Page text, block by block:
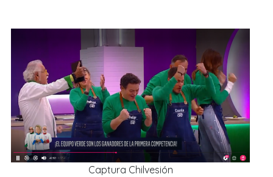
Captura Chilvesión